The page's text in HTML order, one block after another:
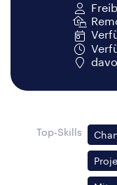
Top-Skills